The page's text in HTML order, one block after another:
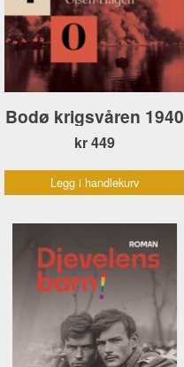
Bodø krigsvåren 1940
kr 449
Legg i handlekurv